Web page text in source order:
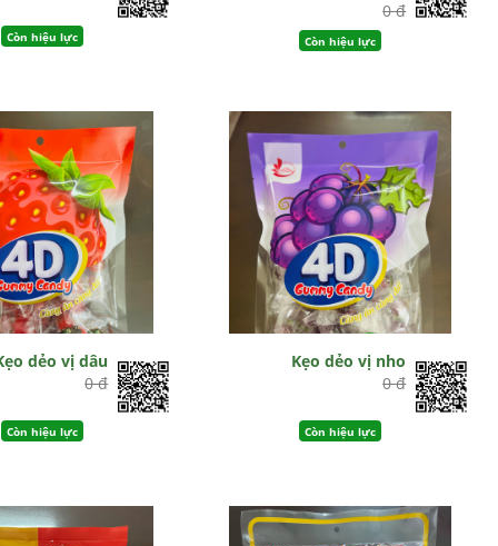
Còn hiệu lực
0 đ
Còn hiệu lực
dẻo vị dâu
0 đ
Còn hiệu lực
Kẹo dẻo vị nho
0 đ
Còn hiệu lực